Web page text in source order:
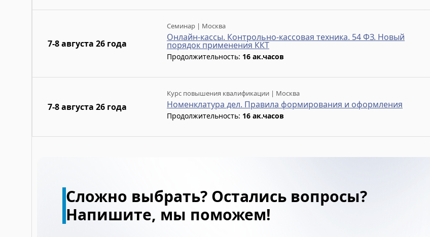
7-8 августа 26 года
Семинар | Москва
Онлайн-кассы. Контрольно-кассовая техника. 54 ФЗ. Новый
порядок применения ККТ
Продолжительность: 16 ак.часов
7-8 августа 26 года
Курс повышения квалификации | Москва
Номенклатура дел. Правила формирования и оформления
Продолжительность: 16 ак.часов
Сложно выбрать? Остались вопросы?
Напишите, мы поможем!